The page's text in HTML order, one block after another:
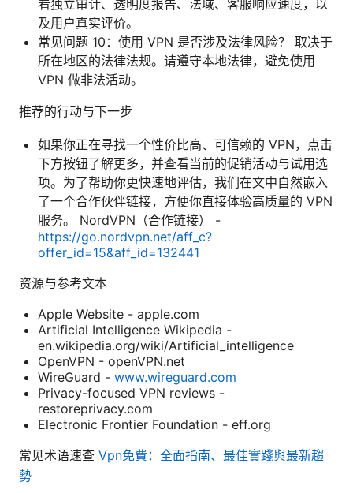
看独立审计、透明度报告、法域、客服响应速度，以
及用户真实评价。
常见问题 10：使用 VPN 是否涉及法律风险？ 取决于
所在地区的法律法规。请遵守本地法律，避免使用
VPN 做非法活动。
推荐的行动与下一步
如果你正在寻找一个性价比高、可信赖的 VPN，点击
下方按钮了解更多，并查看当前的促销活动与试用选
项。为了帮助你更快速地评估，我们在文中自然嵌入
了一个合作伙伴链接，方便你直接体验高质量的 VPN
服务。 NordVPN（合作链接） -
https://go.nordvpn.net/aff_c?
offer_id=15&aff_id=132441
资源与参考文本
Apple Website - apple.com
Artificial Intelligence Wikipedia -
en.wikipedia.org/wiki/Artificial_intelligence
OpenVPN - openVPN.net
WireGuard - www.wireguard.com
Privacy-focused VPN reviews -
restoreprivacy.com
Electronic Frontier Foundation - eff.org
常见术语速查 Vpn免費：全面指南、最佳實踐與最新趨
勢